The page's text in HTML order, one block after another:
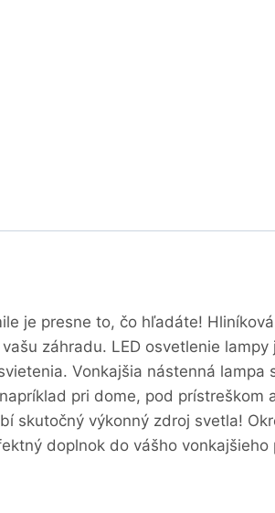
je presne to, čo hľadáte!
záhradu. LED osvetlenie
Vonkajšia nástenná
pri dome, pod prístreškom
skutočný výkonný zdroj svetla!
doplnok do vášho vonkajšieho